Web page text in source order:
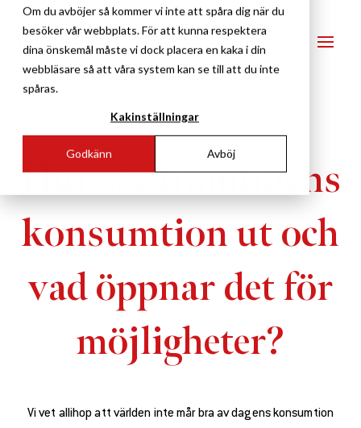
Om du avböjer så kommer vi inte att spåra dig när du
besöker vår webbplats. För att kunna respektera
dina önskemål måste vi dock placera en kaka i din
webbläsare så att våra system kan se till att du inte
spåras.
Kakinställningar
Godkänn Avböj
Hur ser framtidens
konsumtion ut och
vad öppnar det för
möjligheter?
Vi vet allihop att världen inte mår bra av dagens konsumtion